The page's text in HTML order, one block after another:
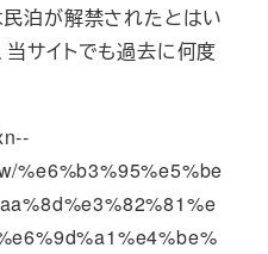
泊が解禁されたとはい
サイトでも過去に何度
%e6%b3%95%e5%be